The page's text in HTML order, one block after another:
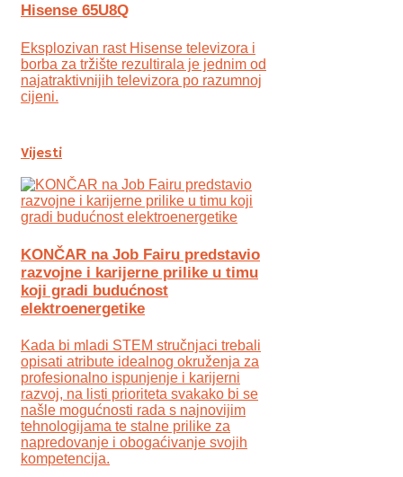
Hisense 65U8Q
Eksplozivan rast Hisense televizora i
borba za tržište rezultirala je jednim od
najatraktivnijih televizora po razumnoj
cijeni.
Vijesti
KONČAR na Job Fairu predstavio
razvojne i karijerne prilike u timu
koji gradi budućnost
elektroenergetike
Kada bi mladi STEM stručnjaci trebali
opisati atribute idealnog okruženja za
profesionalno ispunjenje i karijerni
razvoj, na listi prioriteta svakako bi se
našle mogućnosti rada s najnovijim
tehnologijama te stalne prilike za
napredovanje i obogaćivanje svojih
kompetencija.